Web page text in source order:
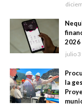
2026
julio
la